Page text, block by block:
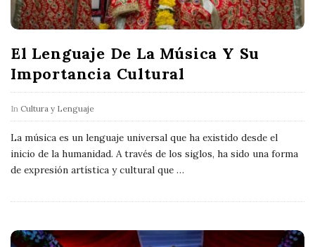
El Lenguaje De La Música Y Su
Importancia Cultural
In Cultura y Lenguaje
La música es un lenguaje universal que ha existido desde el
inicio de la humanidad. A través de los siglos, ha sido una forma
de expresión artística y cultural que …